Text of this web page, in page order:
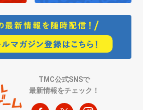
TMC公式SNSで
最新情報をチェック！